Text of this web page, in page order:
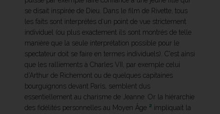
se disait inspirée de Dieu. Dans le film de Rivette, tous
les faits sont interprétés d'un point de vue strictement
individuel (ou plus exactement ils sont montrés de telle
manière que la seule interprétation possible pour le
spectateur doit se faire en termes individuels). C'est ainsi
que les ralliements à Charles VII, par exemple celui
d'Arthur de Richemont ou de quelques capitaines
bourguignons devant Paris, semblent dus
essentiellement au charisme de Jeanne. Or la hiérarchie
des fidélités personnelles au Moyen Âge 2 impliquait la